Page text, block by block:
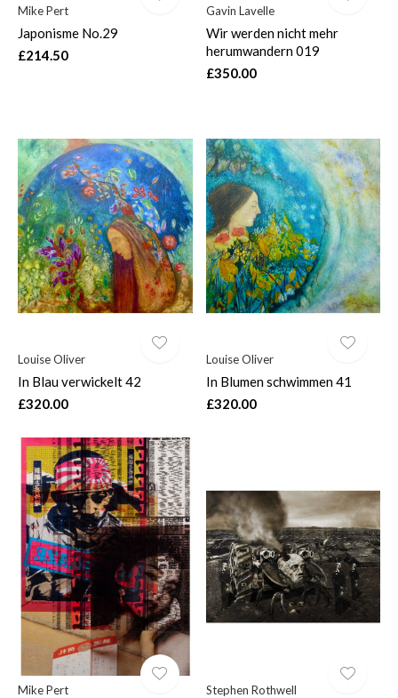
Mike Pert
Japonisme No.29
£214.50
Gavin Lavelle
Wir werden nicht mehr
herumwandern 019
£350.00
Louise Oliver
In Blau verwickelt 42
£320.00
Louise Oliver
In Blumen schwimmen 41
£320.00
Mike Pert Stephen Rothwell